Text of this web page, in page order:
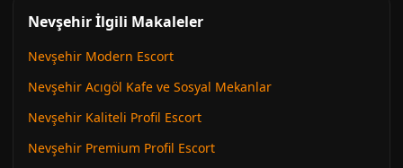
Nevşehir İlgili Makaleler
Nevşehir Modern Escort
Nevşehir Acıgöl Kafe ve Sosyal Mekanlar
Nevşehir Kaliteli Profil Escort
Nevşehir Premium Profil Escort